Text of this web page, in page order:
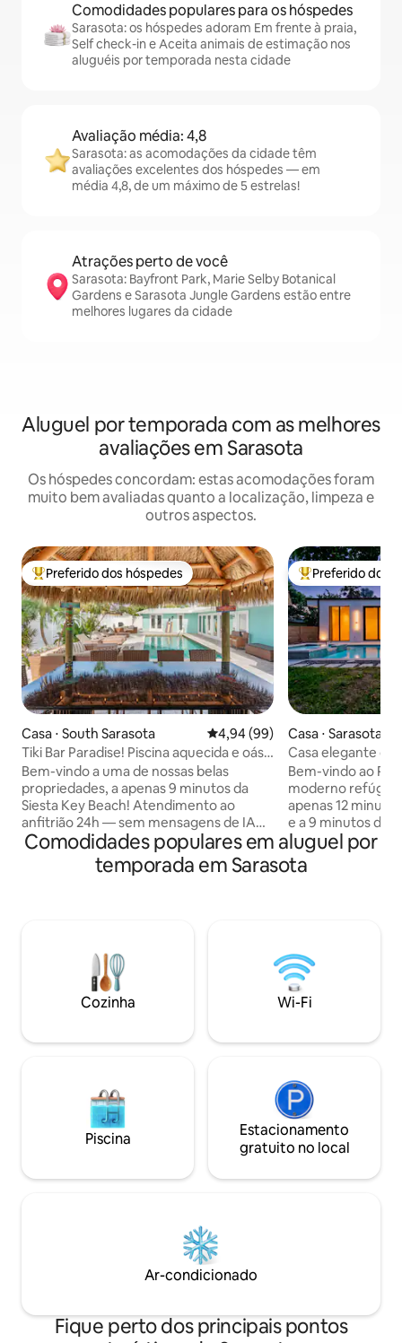
Comodidades populares para os hóspedes
Sarasota: os hóspedes adoram Em frente à praia,
Self check-in e Aceita animais de estimação nos
aluguéis por temporada nesta cidade
Avaliação média: 4,8
Sarasota: as acomodações da cidade têm
avaliações excelentes dos hóspedes — em
média 4,8, de um máximo de 5 estrelas!
Atrações perto de você
Sarasota: Bayfront Park, Marie Selby Botanical
Gardens e Sarasota Jungle Gardens estão entre
melhores lugares da cidade
Aluguel por temporada com as melhores
avaliações em Sarasota
Os hóspedes concordam: estas acomodações foram
muito bem avaliadas quanto a localização, limpeza e
outros aspectos.
Entre os melhores preferidos dos hóspedes
Preferido dos hóspedes
Casa ⋅ South Sarasota 4,94 de uma avaliação média
4,94 (99)
Tiki Bar Paradise! Piscina aquecida e oásis
de jogos!
Bem-vindo a uma de nossas belas
propriedades, a apenas 9 minutos da
Siesta Key Beach! Atendimento ao
anfitrião 24h — sem mensagens de IA
ou taxas ocultas. Linda PISCINA
AQUECIDA e Bar Tiki. Corn hole, jogo de
anel ou pong de água em terra firme ou
cartas/tabuleiro em família. Relaxe na
acolhedora sala de estar com lareira e na
cozinha totalmente equipada. A poucos
minutos de Siesta Key, do Village e do
Entre os
Preferido dos
Casa ⋅ Sarasota
Casa elegante
perto de Siesta
Bem-vindo ao
moderno refúgio
apenas 12
e a 9 minutos do
deslumbrante
tetos altos,
acabamentos de
cozinha
ao ar livre, área
necessário para
família ou uma
Comodidades populares em aluguel por
temporada em Sarasota
Cozinha Wi-Fi
Piscina
Estacionamento
gratuito no local
Ar-condicionado
Fique perto dos principais pontos